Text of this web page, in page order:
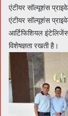
एंटीयर सॉल्यूशंस
एंटीयर सॉल्यूशंस
आर्टिफिशियल
विशेषज्ञता रखती है।